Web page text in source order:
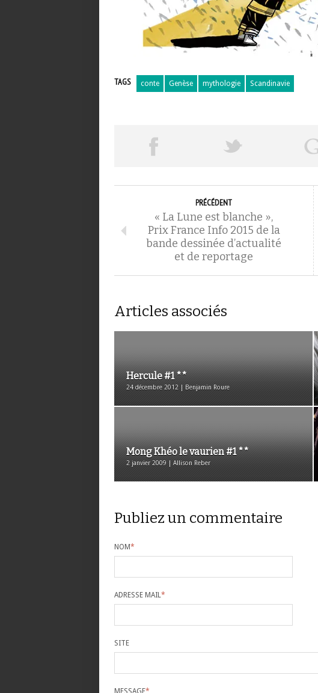
TAGS conte Genèse mythologie Scandinavie
PRÉCÉDENT
« La Lune est blanche »,
Prix France Info 2015 de la
bande dessinée d’actualité
et de reportage
Articles associés
Hercule #1 **
24 décembre 2012 | Benjamin Roure
Mong Khéo le vaurien #1 **
2 janvier 2009 | Allison Reber
Publiez un commentaire
NOM*
ADRESSE MAIL*
SITE
MESSAGE*